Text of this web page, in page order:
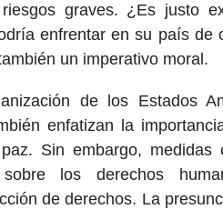
graves. ¿Es justo
enfrentar en su país
un imperativo moral.
de los Estados
enfatizan la
Sin embargo,
sobre los derechos
de derechos. La